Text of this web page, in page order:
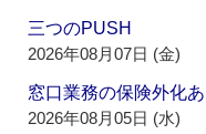
三つのPUSH
2026年08月07日 (金)
窓口業務の保険外化
2026年08月05日 (水)